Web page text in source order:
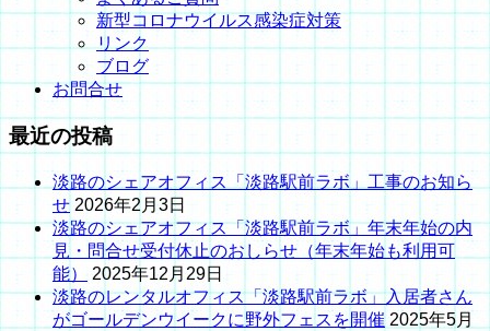
新型コロナウイルス感染症対策
リンク
ブログ
お問合せ
最近の投稿
淡路のシェアオフィス「淡路駅前ラボ」工事のお知ら
せ 2026年2月3日
淡路のシェアオフィス「淡路駅前ラボ」年末年始の内
見・問合せ受付休止のおしらせ（年末年始も利用可
能） 2025年12月29日
淡路のレンタルオフィス「淡路駅前ラボ」入居者さん
がゴールデンウイークに野外フェスを開催 2025年5月